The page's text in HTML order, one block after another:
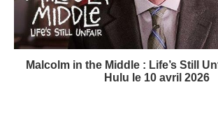
Malcolm in the Middle : Life’s Still
Hulu le 10 avril 2026